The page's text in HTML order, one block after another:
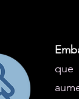
que